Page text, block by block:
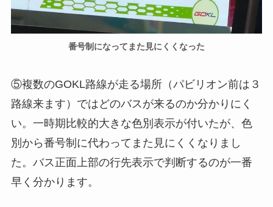
番号制になってまた見にくくなった
⑤複数のGOKL路線が走る場所（パビリオン前は３
路線来ます）ではどのバスが来るのか分かりにく
い。一時期比較的大きな色別表示が付いたが、色
別から番号制に代わってまた見にくくなりまし
た。バス正面上部の行先表示で判断するのが一番
早く分かります。